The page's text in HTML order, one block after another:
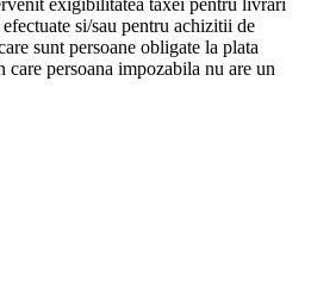
exigibilitatea taxei pentru livrari
si/sau pentru achizitii de
sunt persoane obligate la plata
care persoana impozabila nu are un